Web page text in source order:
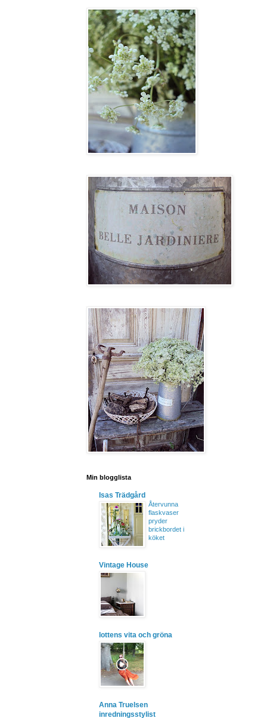
Min blogglista
Isas Trädgård
Återvunna
flaskvaser
pryder
brickbordet i
köket
Vintage House
lottens vita och gröna
Anna Truelsen
inredningsstylist